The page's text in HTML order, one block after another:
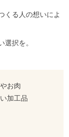
くる人の想いによ
選択を。
お肉
加工品